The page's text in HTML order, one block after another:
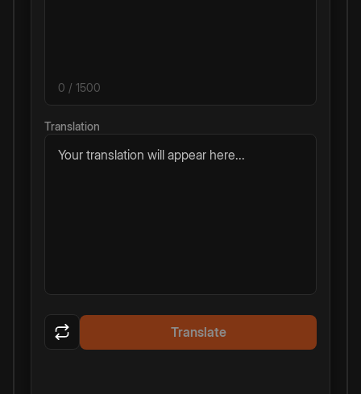
0 / 1500
Translation
Your translation will appear here...
Translate